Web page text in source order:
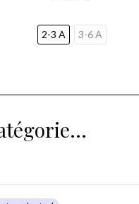
2-3 A 3-6 A